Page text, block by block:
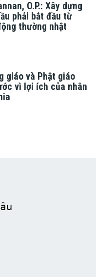
O.P.: Xây dựng
phải bắt đầu từ
thường nhật
giáo và Phật giáo
vì lợi ích của nhân